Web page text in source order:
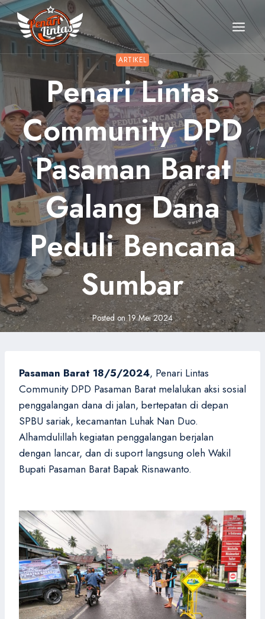
Skip
to
content
ARTIKEL
Penari Lintas
Community DPD
Pasaman Barat
Galang Dana
Peduli Bencana
Sumbar
Posted on 19 Mei 2024
Pasaman Barat 18/5/2024, Penari Lintas
Community DPD Pasaman Barat melalukan aksi sosial
penggalangan dana di jalan, bertepatan di depan
SPBU sariak, kecamantan Luhak Nan Duo.
Alhamdulillah kegiatan penggalangan berjalan
dengan lancar, dan di suport langsung oleh Wakil
Bupati Pasaman Barat Bapak Risnawanto.